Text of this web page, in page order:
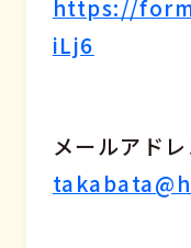
https://
iLj6
メールアド